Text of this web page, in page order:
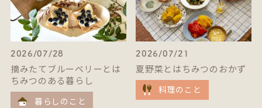
2026/07/28
摘みたてブルーベリーとは
ちみつのある暮らし
暮らしのこと
2026/07/21
夏野菜とはちみつのおかず
料理のこと